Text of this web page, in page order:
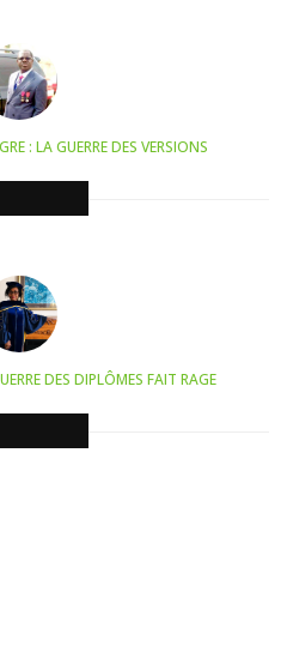
: LA GUERRE DES VERSIONS
DES DIPLÔMES FAIT RAGE